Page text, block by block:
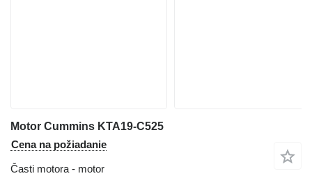
Motor Cummins KTA19-C525
Cena na požiadanie
Časti motora - motor